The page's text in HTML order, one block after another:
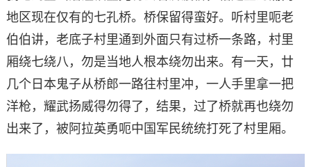
地区现在仅有的七孔桥。桥保留得蛮好。听村里呃老
伯伯讲，老底子村里通到外面只有过桥一条路，村里
厢绕七绕八，勿是当地人根本绕勿出来。有一天，廿
几个日本鬼子从桥郎一路往村里冲，一人手里拿一把
洋枪，耀武扬威得勿得了，结果，过了桥就再也绕勿
出来了，被阿拉英勇呃中国军民统统打死了村里厢。